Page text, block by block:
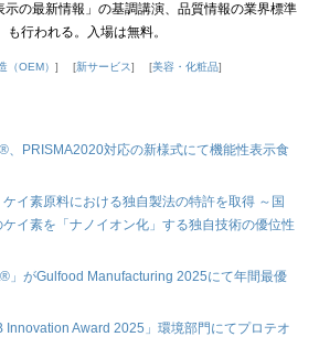
の最新情報」の基調講演、品質情報の業界標準
行われる。入場は無料。
（OEM） 新サービス 美容・化粧品
、PRISMA2020対応の新様式にて機能性表示食
イ素原料における独自製法の特許を取得 ～国
イ素を「ナノイオン化」する独自技術の優位性
」がGulfood Manufacturing 2025にて年間最優
Innovation Award 2025」環境部門にてプロテオ